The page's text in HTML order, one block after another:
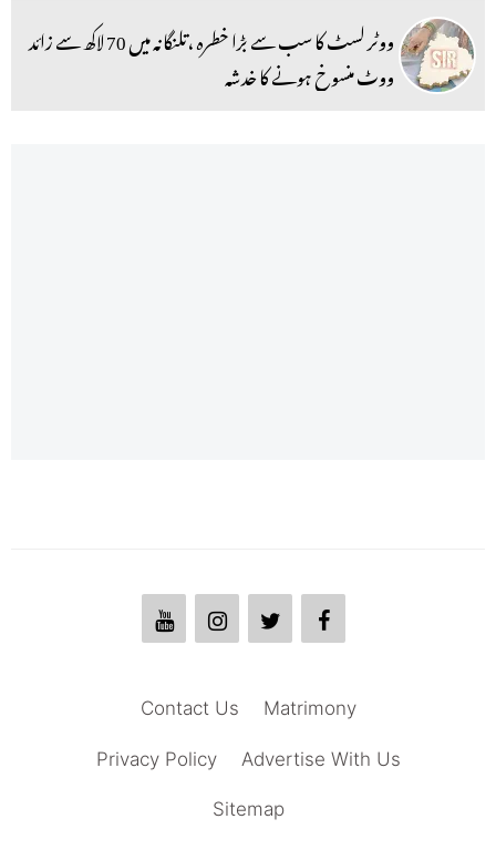
ووٹر لسٹ کا سب سے بڑا خطرہ ،تلنگانہ میں 70 لاکھ سے زائد
ووٹ منسوخ ہونے کا خدشہ
Matrimony
Contact Us
Advertise With Us
Privacy Policy
Sitemap